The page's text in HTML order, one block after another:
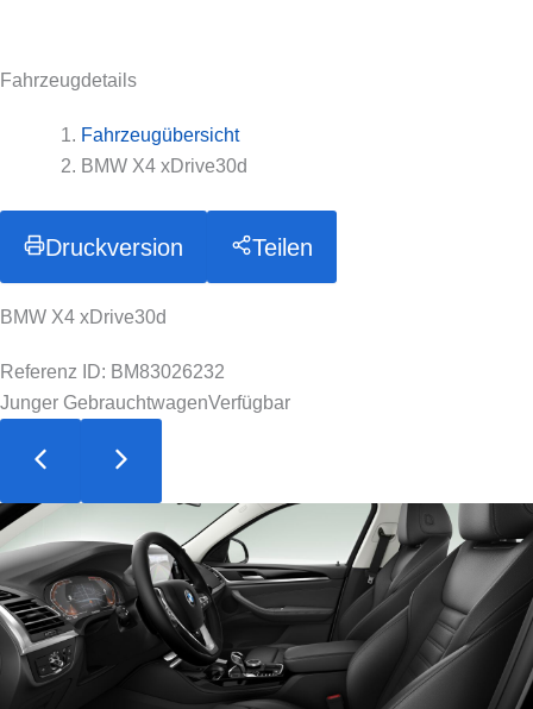
Fahrzeugdetails
Fahrzeugübersicht
BMW X4 xDrive30d
Druckversion Teilen
BMW X4 xDrive30d
Referenz ID: BM83026232
Junger GebrauchtwagenVerfügbar